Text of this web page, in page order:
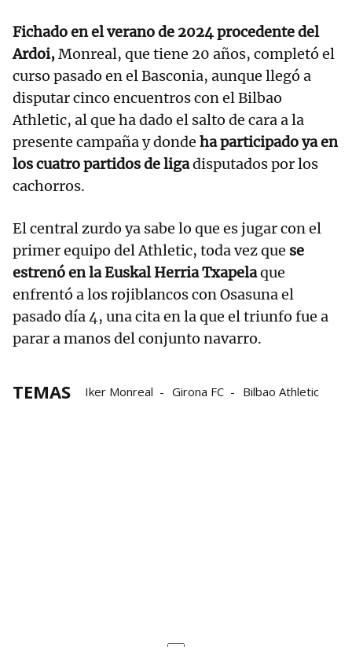
Fichado en el verano de 2024 procedente del
Ardoi,Monreal, que tiene 20 años, completó el
curso pasado en el Basconia, aunque llegó a
disputar cinco encuentros con el Bilbao
Athletic, al que ha dado el salto de cara a la
presente campaña y donde ha participado ya en
los cuatro partidos de ligadisputados por los
cachorros.
El central zurdo ya sabe lo que es jugar con el
primer equipo del Athletic, toda vez que se
estrenó en la Euskal Herria Txapelaque
enfrentó a los rojiblancos con Osasuna el
pasado día 4, una cita en la que el triunfo fue a
parar a manos del conjunto navarro.
TEMAS Iker Monreal Girona FC Bilbao Athletic